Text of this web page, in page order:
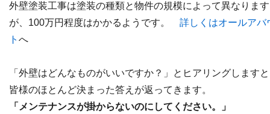
外壁塗装工事は塗装の種類と物件の規模によって異なります
が、100万円程度はかかるようです。 詳しくはオールアバ
ト へ
「外壁はどんなものがいいですか？」とヒアリングします
皆様のほとんど決まった答えが返ってきます。
「メンテナンスが掛からないのにしてください。」